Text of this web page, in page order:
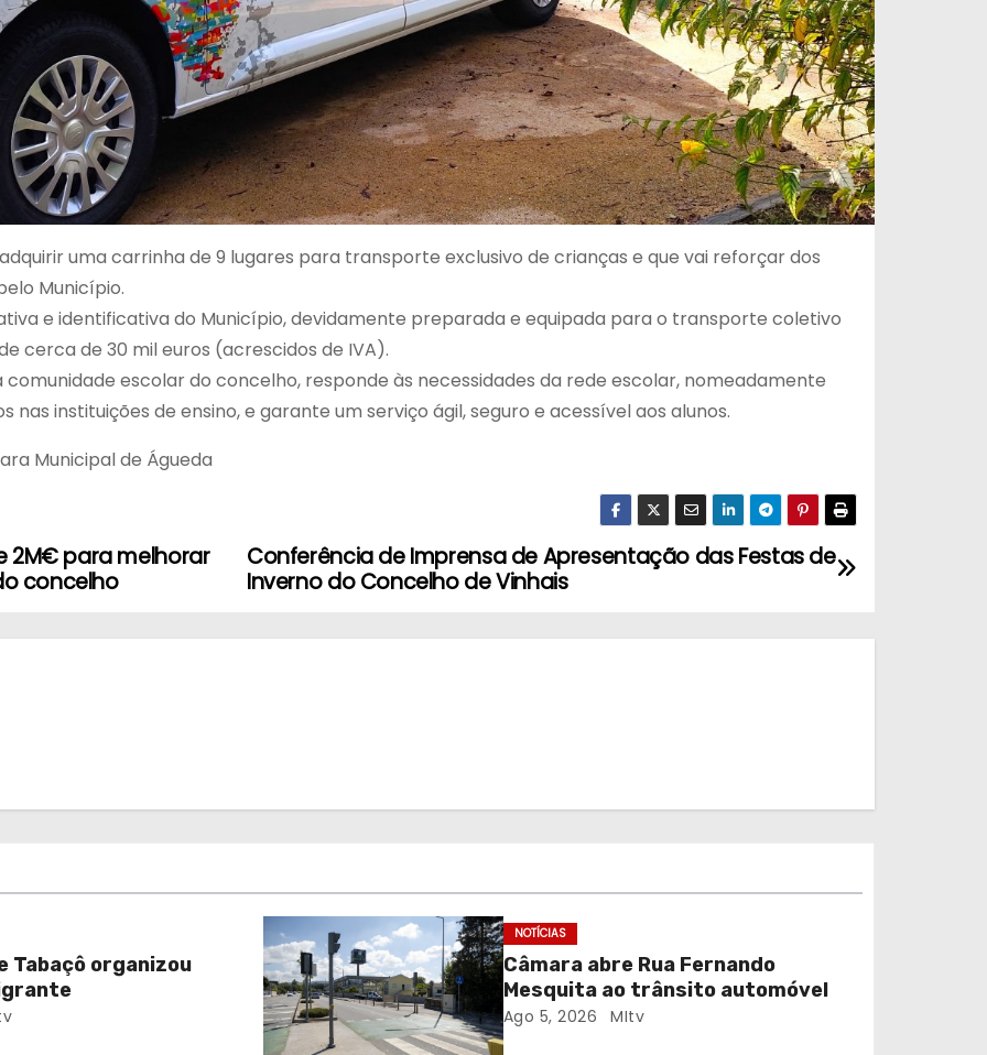
uma carrinha de 9 lugares para transporte exclusivo de crianças e que vai reforçar dos
Município.
e identificativa do Município, devidamente preparada e equipada para o transporte coletivo
cerca de 30 mil euros (acrescidos de IVA).
escolar do concelho, responde às necessidades da rede escolar, nomeadamente
instituições de ensino, e garante um serviço ágil, seguro e acessível aos alunos.
Municipal de Águeda
Conferência de Imprensa de Apresentação das Festas de
Inverno do Concelho de Vinhais
2M€ para melhorar
concelho
Tabaçô organizou
NOTÍCIAS
Câmara abre Rua Fernando
Mesquita ao trânsito automóvel
Ago 5, 2026 MItv